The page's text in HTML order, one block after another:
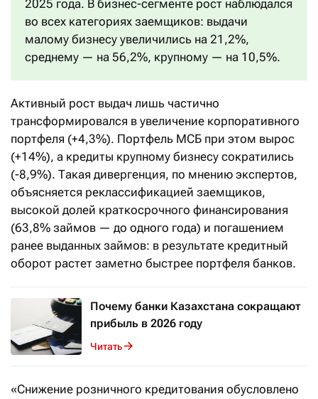
2025 года. В бизнес-сегменте рост наблюдался
во всех категориях заемщиков: выдачи
малому бизнесу увеличились на 21,2%,
среднему — на 56,2%, крупному — на 10,5%.
Активный рост выдач лишь частично
трансформировался в увеличение корпоративного
портфеля (+4,3%). Портфель МСБ при этом вырос
(+14%), а кредиты крупному бизнесу сократились
(-8,9%). Такая дивергенция, по мнению экспертов,
объясняется реклассификацией заемщиков,
высокой долей краткосрочного финансирования
(63,8% займов — до одного года) и погашением
ранее выданных займов: в результате кредитный
оборот растет заметно быстрее портфеля банков.
Почему банки Казахстана сокращают
прибыль в 2026 году
Читать
«Снижение розничного кредитования обусловлено